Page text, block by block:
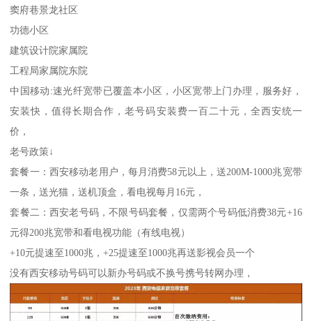
窦府巷景龙社区
功德小区
建筑设计院家属院
工程局家属院东院
中国移动:速光纤宽带已覆盖本小区，小区宽带上门办理，服务好，
安装快，值得长期合作，老号码安装费一百二十元，全西安统一
价，
老号政策↓
套餐一：西安移动老用户，每月消费58元以上，送200M-1000兆宽带
一条，送光猫，送机顶盒，看电视每月16元，
套餐二：西安老号码，不限号码套餐，仅需两个号码低消费38元+16
元得200兆宽带和看电视功能（有线电视）
+10元提速至1000兆，+25提速至1000兆再送影视会员一个
没有西安移动号码可以新办号码或不换号携号转网办理，